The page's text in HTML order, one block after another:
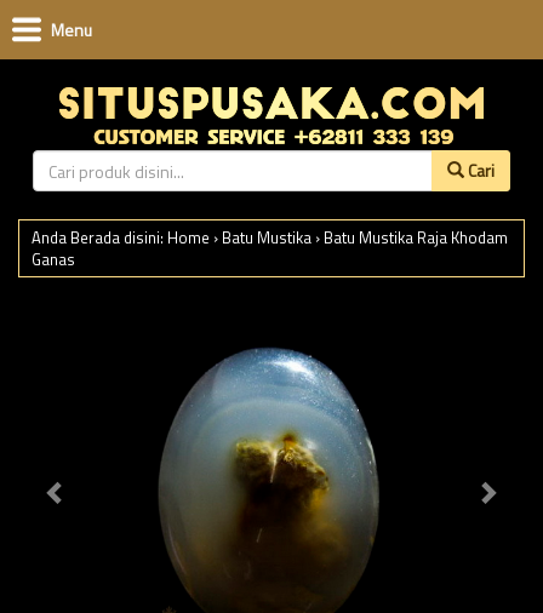
Cari
Menu
Anda Berada disini: Home › Batu Mustika › Batu Mustika Raja Khodam
Ganas